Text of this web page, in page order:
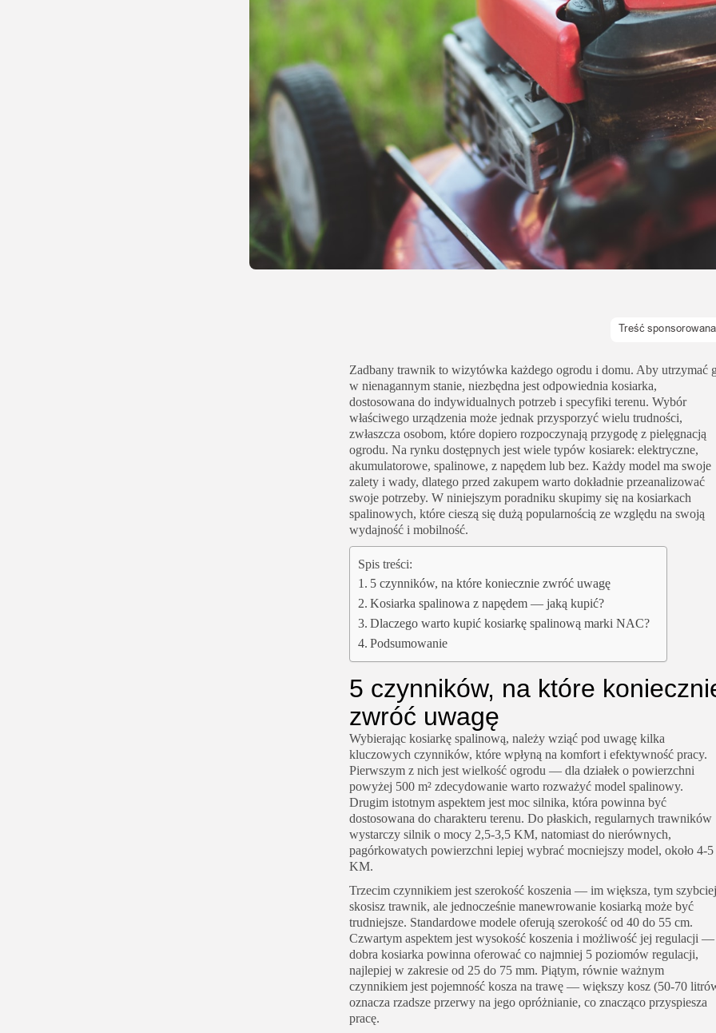
Zakupy i opinie
Zdrowie
Zadbany trawnik to wizytówka każdego ogrodu i domu. Aby utrzymać
w nienagannym stanie, niezbędna jest odpowiednia kosiarka,
dostosowana do indywidualnych potrzeb i specyfiki terenu. Wybór
właściwego urządzenia może jednak przysporzyć wielu trudności,
zwłaszcza osobom, które dopiero rozpoczynają przygodę z pielęgnacją
ogrodu. Na rynku dostępnych jest wiele typów kosiarek: elektryczne,
akumulatorowe, spalinowe, z napędem lub bez. Każdy model ma swoje
zalety i wady, dlatego przed zakupem warto dokładnie przeanalizować
swoje potrzeby. W niniejszym poradniku skupimy się na kosiarkach
spalinowych, które cieszą się dużą popularnością ze względu na swoją
wydajność i mobilność.
Spis treści:
5 czynników, na które koniecznie zwróć uwagę
Kosiarka spalinowa z napędem — jaką kupić?
Dlaczego warto kupić kosiarkę spalinową marki NAC?
Podsumowanie
5 czynników, na które
zwróć uwagę
Wybierając kosiarkę spalinową, należy wziąć pod uwagę kilka
kluczowych czynników, które wpłyną na komfort i efektywność pracy.
Pierwszym z nich jest wielkość ogrodu — dla działek o powierzchni
powyżej 500 m² zdecydowanie warto rozważyć model spalinowy.
Drugim istotnym aspektem jest moc silnika, która powinna być
dostosowana do charakteru terenu. Do płaskich, regularnych trawników
wystarczy silnik o mocy 2,5-3,5 KM, natomiast do nierównych,
pagórkowatych powierzchni lepiej wybrać mocniejszy model, około 4-5
KM.
Trzecim czynnikiem jest szerokość koszenia — im większa, tym szybciej
skosisz trawnik, ale jednocześnie manewrowanie kosiarką może być
trudniejsze. Standardowe modele oferują szerokość od 40 do 55 cm.
Czwartym aspektem jest wysokość koszenia i możliwość jej regulacji —
dobra kosiarka powinna oferować co najmniej 5 poziomów regulacji,
najlepiej w zakresie od 25 do 75 mm. Piątym, równie ważnym
czynnikiem jest pojemność kosza na trawę — większy kosz (50-70
oznacza rzadsze przerwy na jego opróżnianie, co znacząco przyspiesza
pracę.